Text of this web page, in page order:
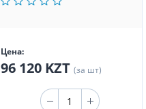
Цена:
96 120 KZT (за шт)